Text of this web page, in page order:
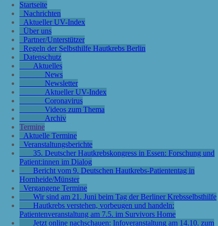
Startseite
Nachrichten
Aktueller UV-Index
Über uns
Partner/Unterstützer
Regeln der Selbsthilfe Hautkrebs Berlin
Datenschutz
Aktuelles
News
Newsletter
Aktueller UV-Index
Coronavirus
Videos zum Thema
Archiv
Termine
Aktuelle Termine
Veranstaltungsberichte
35. Deutscher Hautkrebskongress in Essen: Forschung und
Patient:innen im Dialog
Bericht vom 9. Deutschen Hautkrebs-Patiententag in
Hornheide/Münster
Vergangene Termine
Wir sind am 21. Juni beim Tag der Berliner Krebsselbsthilfe
Hautkrebs verstehen, vorbeugen und handeln:
Patientenveranstaltung am 7.5. im Survivors Home
Jetzt online nachschauen: Infoveranstaltung am 14.10. zum